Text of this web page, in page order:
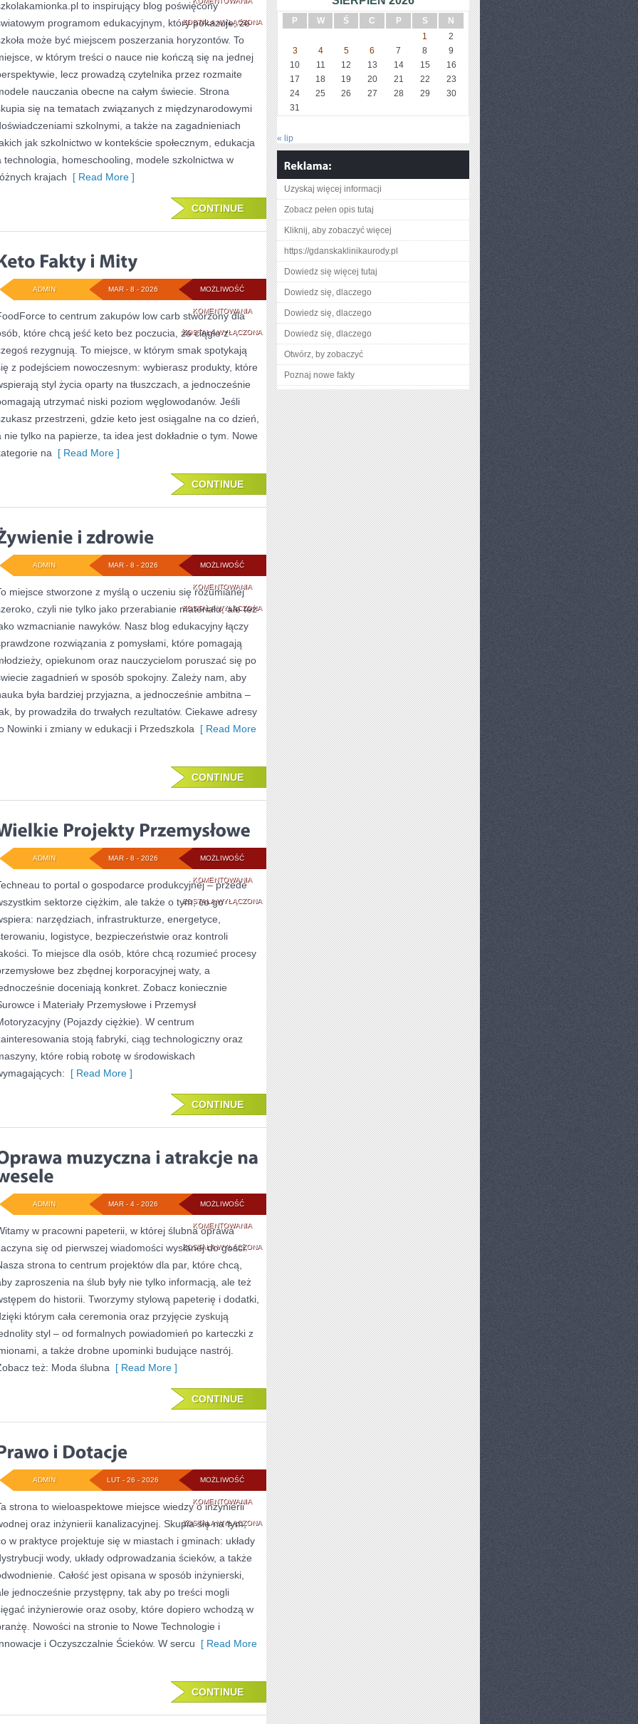
HISTORIE
UCZNIÓW
I
NAUCZYCIELI
ZOSTAŁA WYŁĄCZONA
to inspirujący blog poświęcony
programom edukacyjnym, który pokazuje, że
może być miejscem poszerzania horyzontów. To
w którym treści o nauce nie kończą się na jednej
lecz prowadzą czytelnika przez rozmaite
nauczania obecne na całym świecie. Strona
się na tematach związanych z międzynarodowymi
szkolnymi, a także na zagadnieniach
jak szkolnictwo w kontekście społecznym, edukacja
technologia, homeschooling, modele szkolnictwa w
krajach [ Read More ]
CONTINUE
MOŻLIWOŚĆ
KOMENTOWANIAKETO
FAKTY
MITY
ZOSTAŁA WYŁĄCZONA
MAR - 8 - 2026
ADMIN
to centrum zakupów low carb stworzony dla
które chcą jeść keto bez poczucia, że ciągle z
rezygnują. To miejsce, w którym smak spotykają
z podejściem nowoczesnym: wybierasz produkty, które
styl życia oparty na tłuszczach, a jednocześnie
utrzymać niski poziom węglowodanów. Jeśli
przestrzeni, gdzie keto jest osiągalne na co dzień,
nie tylko na papierze, ta idea jest dokładnie o tym. Nowe
na [ Read More ]
CONTINUE
MOŻLIWOŚĆ
KOMENTOWANIAŻYWIENIE
I
ZDROWIE
ZOSTAŁA WYŁĄCZONA
MAR - 8 - 2026
ADMIN
miejsce stworzone z myślą o uczeniu się rozumianej
czyli nie tylko jako przerabianie materiału, ale też
wzmacnianie nawyków. Nasz blog edukacyjny łączy
rozwiązania z pomysłami, które pomagają
opiekunom oraz nauczycielom poruszać się po
zagadnień w sposób spokojny. Zależy nam, aby
była bardziej przyjazna, a jednocześnie ambitna –
by prowadziła do trwałych rezultatów. Ciekawe adresy
Nowinki i zmiany w edukacji i Przedszkola [ Read More
CONTINUE
MOŻLIWOŚĆ
KOMENTOWANIAWIELKIE
PROJEKTY
PRZEMYSŁOWE
ZOSTAŁA WYŁĄCZONA
MAR - 8 - 2026
ADMIN
to portal o gospodarce produkcyjnej – przede
sektorze ciężkim, ale także o tym, co go
narzędziach, infrastrukturze, energetyce,
logistyce, bezpieczeństwie oraz kontroli
To miejsce dla osób, które chcą rozumieć procesy
bez zbędnej korporacyjnej waty, a
doceniają konkret. Zobacz koniecznie
i Materiały Przemysłowe i Przemysł
(Pojazdy ciężkie). W centrum
stoją fabryki, ciąg technologiczny oraz
które robią robotę w środowiskach
[ Read More ]
CONTINUE
MOŻLIWOŚĆ
KOMENTOWANIAOPRAWA
MUZYCZNA
ATRAKCJE
WESELE
ZOSTAŁA WYŁĄCZONA
MAR - 4 - 2026
ADMIN
w pracowni papeterii, w której ślubna oprawa
się od pierwszej wiadomości wysłanej do gości.
strona to centrum projektów dla par, które chcą,
zaproszenia na ślub były nie tylko informacją, ale też
do historii. Tworzymy stylową papeterię i dodatki,
którym cała ceremonia oraz przyjęcie zyskują
styl – od formalnych powiadomień po karteczki z
a także drobne upominki budujące nastrój.
też: Moda ślubna [ Read More ]
CONTINUE
MOŻLIWOŚĆ
KOMENTOWANIAPRAWO
I
DOTACJE
ZOSTAŁA WYŁĄCZONA
LUT - 26 - 2026
ADMIN
strona to wieloaspektowe miejsce wiedzy o inżynierii
oraz inżynierii kanalizacyjnej. Skupia się na tym,
w praktyce projektuje się w miastach i gminach: układy
wody, układy odprowadzania ścieków, a także
Całość jest opisana w sposób inżynierski,
jednocześnie przystępny, tak aby po treści mogli
inżynierowie oraz osoby, które dopiero wchodzą w
Nowości na stronie to Nowe Technologie i
i Oczyszczalnie Ścieków. W sercu [ Read More
CONTINUE
P W Ś C P S
N
1
2
3
4 5 6 7 8
9
10
11 12 13 14 15
16
17
18 19 20 21 22
23
24
25 26 27 28 29
30
31
« lip
Uzyskaj więcej informacji
Zobacz pełen opis tutaj
Kliknij, aby zobaczyć więcej
https://gdanskaklinikaurody.pl
Dowiedz się więcej tutaj
Dowiedz się, dlaczego
Dowiedz się, dlaczego
Dowiedz się, dlaczego
Otwórz, by zobaczyć
Poznaj nowe fakty